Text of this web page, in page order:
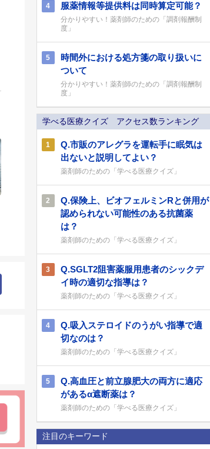
4 服薬情報等提供料は同時算定可能？
分かりやすい！薬剤師のための「調剤報酬制
度」
5
時間外における処方箋の取り扱いに
ついて
分かりやすい！薬剤師のための「調剤報酬制
度」
学べる医療クイズ アクセス数ランキング
1
Q.市販のアレグラを運転手に眠気は
出ないと説明してよい？
薬剤師のための「学べる医療クイズ」
2
Q.保険上、ビオフェルミンRと併用が
認められない可能性のある抗菌薬
は？
薬剤師のための「学べる医療クイズ」
3
Q.SGLT2阻害薬服用患者のシックデ
イ時の適切な指導は？
薬剤師のための「学べる医療クイズ」
4
Q.吸入ステロイドのうがい指導で適
切なのは？
薬剤師のための「学べる医療クイズ」
5
Q.高血圧と前立腺肥大の両方に適応
があるα遮断薬は？
薬剤師のための「学べる医療クイズ」
注目のキーワード